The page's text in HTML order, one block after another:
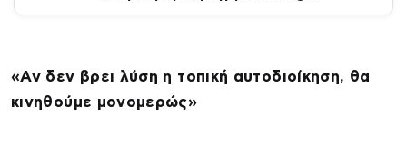
«Αν δεν βρει λύση η τοπική αυτοδιοίκηση, θα
κινηθούμε μονομερώς»